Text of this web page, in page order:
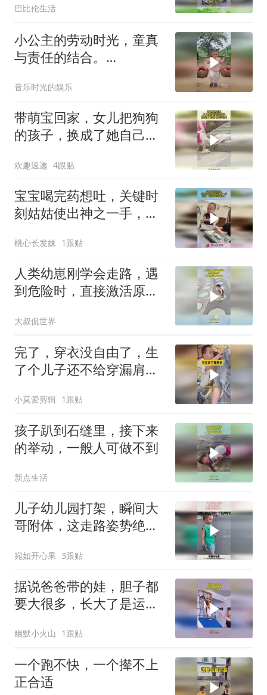
巴比伦生活
小公主的劳动时光，童真
与责任的结合。
音乐时光的娱乐
带萌宝回家，女儿把狗狗
的孩子，换成了她自己的
欢趣速递 4跟贴
宝宝喝完药想吐，关键时
刻姑姑使出神之一手，宝
桃心长发妹 1跟贴
人类幼崽刚学会走路，遇
到危险时，直接激活原始
大叔侃世界
完了，穿衣没自由了，生
了个儿子还不给穿漏肩衣
小莫爱剪辑 1跟贴
孩子趴到石缝里，接下来
的举动，一般人可做不到
新点生活
儿子幼儿园打架，瞬间大
哥附体，这走路姿势绝
宛如开心果 3跟贴
据说爸爸带的娃，胆子都
要大很多，长大了是运动
幽默小火山 1跟贴
一个跑不快，一个撵不上
正合适